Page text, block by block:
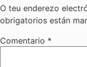
O teu enderezo
obrigatorios están
Comentario *